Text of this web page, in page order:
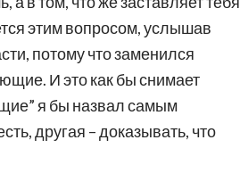
этим вопросом, услышав
потому что заменился
И это как бы снимает
я бы назвал самым
другая – доказывать, что